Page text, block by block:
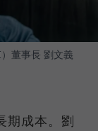
董事長 劉文義
期成本。劉